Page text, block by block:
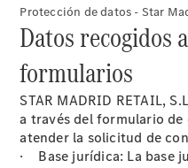
Atención al
Cliente
Protección de datos - Star
Datos recogidos
formularios
STAR MADRID RETAIL,
a través del formulario
atender la solicitud de
· Base jurídica: La base